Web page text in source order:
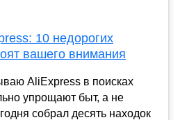
10 недорогих
вашего внимания
AliExpress в поисках
упрощают быт, а не
собрал десять находок